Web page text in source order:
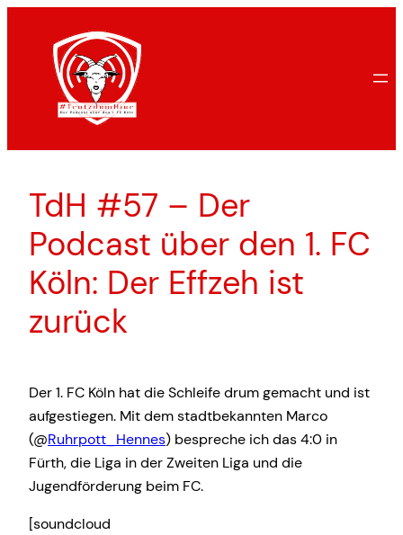
springen
TdH #57 – Der
Podcast über den 1. FC
Köln: Der Effzeh ist
zurück
Der 1. FC Köln hat die Schleife drum gemacht und ist
aufgestiegen. Mit dem stadtbekannten Marco
(@Ruhrpott_Hennes) bespreche ich das 4:0 in
Fürth, die Liga in der Zweiten Liga und die
Jugendförderung beim FC.
[soundcloud